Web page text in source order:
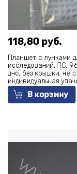
118,80 руб.
Планшет с лунками
исследований, ПС,
дно, без крышки, не
индивидуальная
В корзину